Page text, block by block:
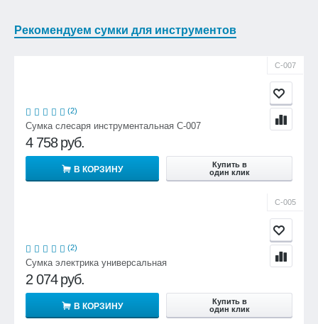
Рекомендуем сумки для инструментов
С-007
(2)
Сумка слесаря инструментальная С-007
4 758 руб.
В КОРЗИНУ
Купить в
один клик
С-005
(2)
Сумка электрика универсальная
2 074 руб.
В КОРЗИНУ
Купить в
один клик